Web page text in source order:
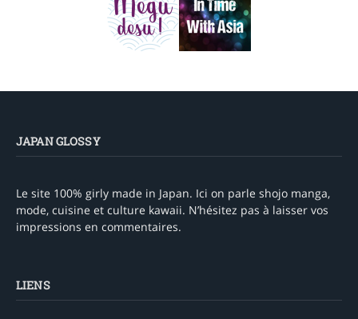
JAPAN GLOSSY
Le site 100% girly made in Japan. Ici on parle shojo manga,
mode, cuisine et culture kawaii. N’hésitez pas à laisser vos
impressions en commentaires.
LIENS